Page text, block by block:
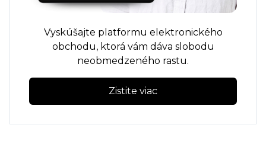
Vyskúšajte platformu elektronického
obchodu, ktorá vám dáva slobodu
neobmedzeného rastu.
Zistite viac